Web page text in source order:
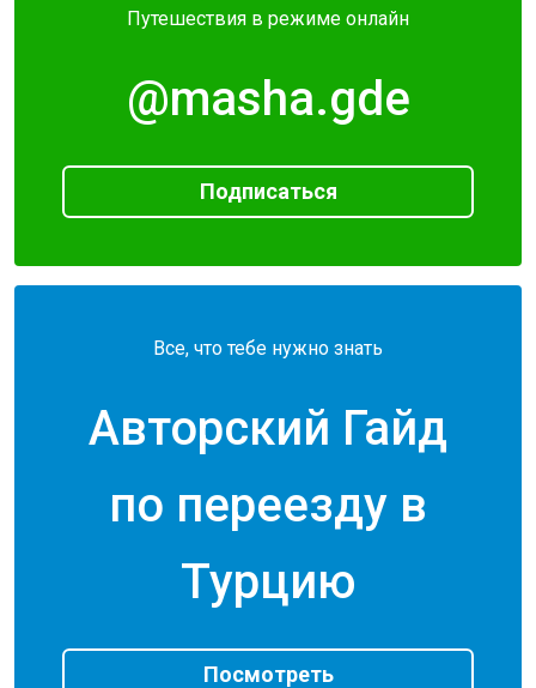
Путешествия в режиме онлайн
@masha.gde
Подписаться
Все, что тебе нужно знать
Авторский Гайд
по переезду в
Турцию
Посмотреть